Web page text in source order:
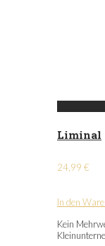
Liminal
24,99 €
In den
Kein